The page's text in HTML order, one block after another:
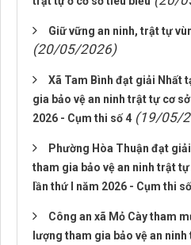
Giữ vững an ninh, trật tự
(20/05/2026)
Xã Tam Bình đạt giải Nhất
gia bảo vệ an ninh trật tự cơ
2026 - Cụm thi số 4 (19/05/
Phường Hòa Thuận đạt
tham gia bảo vệ an ninh trật
lần thứ I năm 2026 - Cụm thi
Công an xã Mỏ Cày tham
lượng tham gia bảo vệ an